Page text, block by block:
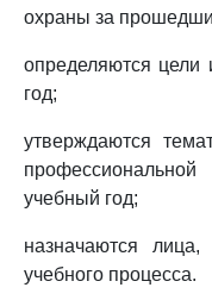
охраны за
определяются
год;
утверждаются
учебный год;
назначаются лица,
учебного процесса.